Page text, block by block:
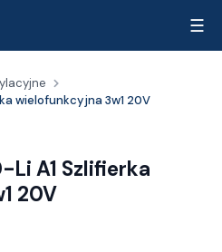
☰
wielofunkcyjna 3w1 20V
Li A1 Szlifierka
20V